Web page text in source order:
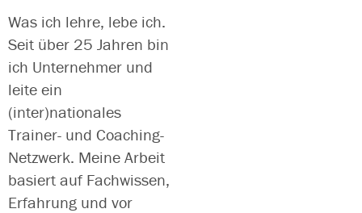
Was ich leh­re, lebe ich.
Seit über 25 Jahren bin
ich Unternehmer und
lei­te ein
(inter)nationales
Trainer- und Coaching-
Netzwerk. Meine Arbeit
basiert auf Fachwissen,
Erfahrung und vor